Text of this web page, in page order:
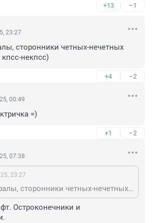
+13 –1
23:27
сторонники четных-нечетных
некпсс)
+4 –2
00:49
=)
+1 –2
07:38
23:27
еще геи-натуралы, сторонники четных-нечетных сторон улицы, кпсс-некпсс)
Остроконечники и